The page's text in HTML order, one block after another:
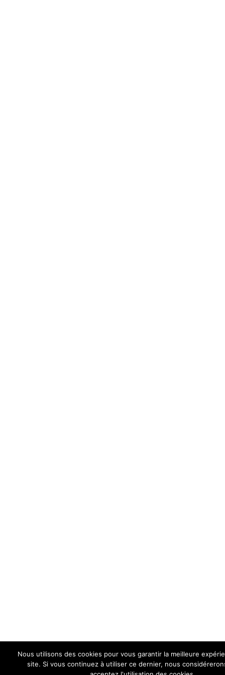
Nous utilisons des cookies pour vous garantir la meilleure
site. Si vous continuez à utiliser ce dernier, nous